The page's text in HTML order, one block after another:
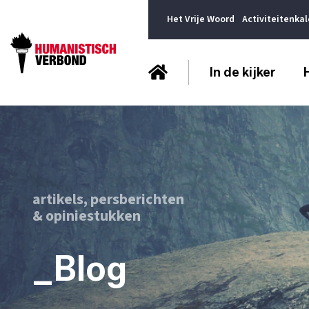
Het Vrije Woord
In de kijker
artikels, persberichten
& opiniestukken
_Blog